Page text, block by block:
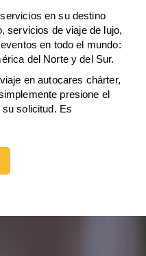
en su destino
servicios de viaje de lujo,
en todo el mundo:
del Norte y del Sur.
en autocares chárter,
presione el
solicitud. Es